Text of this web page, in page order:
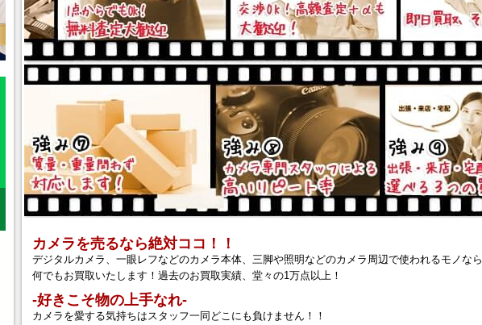
カメラを売るなら絶対ココ！！
デジタルカメラ、一眼レフなどのカメラ本体、三脚や照明などのカメラ周辺で使われるモノなら
何でもお買取いたします！過去のお買取実績、堂々の1万点以上！
‐好きこそ物の上手なれ‐
カメラを愛する気持ちはスタッフ一同どこにも負けません！！